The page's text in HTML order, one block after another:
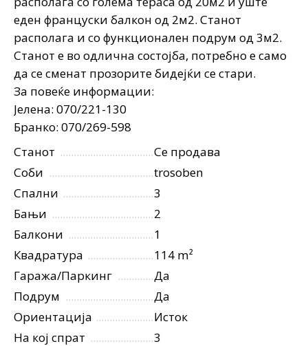
еден француски балкон од 2м2. Станот
располага и со функционален подрум од 3м2.
Станот е во одлична состојба, потребно е само
да се сменат прозорите бидејќи се стари.
За повеќе информации:
Јелена: 070/221-130
Бранко: 070/269-598
Станот
Се продава
Соби
trosoben
Спални
3
Бањи
2
Балкони
1
Квадратура
114 m²
Гаража/Паркинг
Да
Подрум
Да
Ориентација
Исток
На кој спрат
3